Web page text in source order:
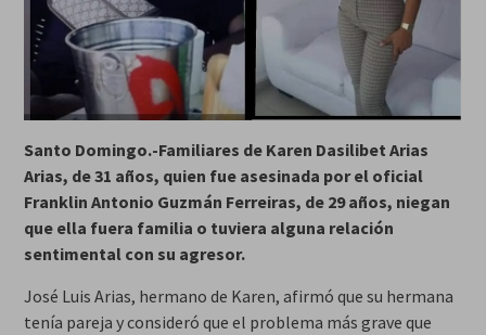
Santo Domingo.-Familiares de Karen Dasilibet Arias
Arias, de 31 años, quien fue asesinada por el oficial
Franklin Antonio Guzmán Ferreiras, de 29 años, niegan
que ella fuera familia o tuviera alguna relación
sentimental con su agresor.
José Luis Arias, hermano de Karen, afirmó que su hermana
tenía pareja y consideró que el problema más grave que